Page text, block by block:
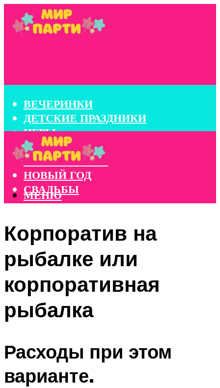
ВЕЧЕРИНКИ
ДЕТСКИЕ ПРАЗДНИКИ
ИГРЫ
КОНКУРСЫ
КОРПОРАТИВЫ
НОВЫЙ ГОД
СВАДЬБЫ
МЕНЮ
Корпоратив на
рыбалке или
корпоративная
рыбалка
Расходы при этом
варианте.